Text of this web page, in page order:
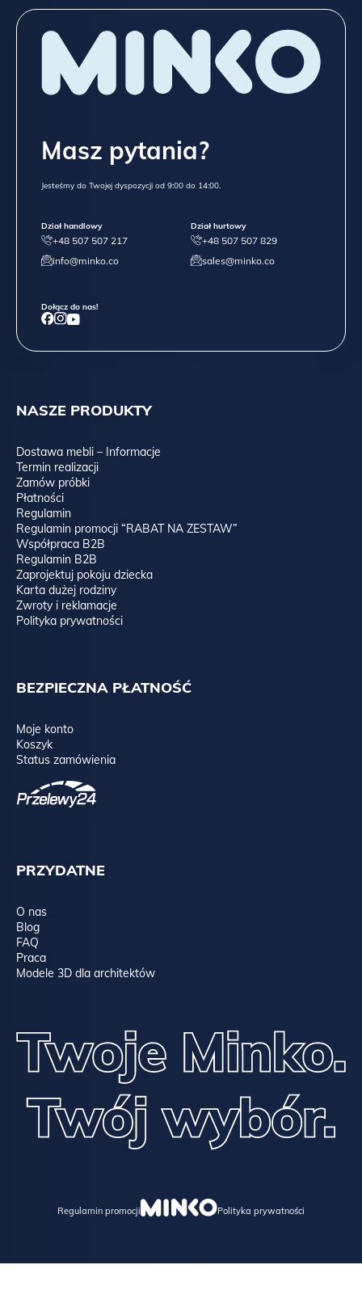
NASZE PRODUKTY
Dostawa mebli – Informacje
Termin realizacji
Zamów próbki
Płatności
Regulamin
Regulamin promocji “RABAT NA ZESTAW”
Współpraca B2B
Regulamin B2B
Zaprojektuj pokoju dziecka
Karta dużej rodziny
Zwroty i reklamacje
Polityka prywatności
BEZPIECZNA PŁATNOŚĆ
Moje konto
Koszyk
Status zamówienia
PRZYDATNE
O nas
Blog
FAQ
Praca
Modele 3D dla architektów
Masz pytania?
Jesteśmy do Twojej dyspozycji od 9:00 do 14:00.
Dział handlowy
+48 507 507 217
info@minko.co
Dział hurtowy
+48 507 507 829
sales@minko.co
Dołącz do nas!
Regulamin promocji Polityka prywatności